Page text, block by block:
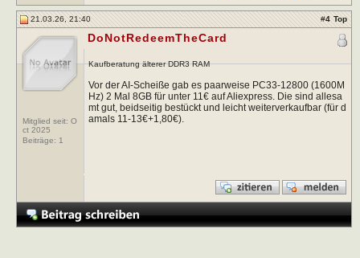
21.03.26, 21:40 #4 Top
Mitglied seit: O
ct 2025
Beiträge: 1
DoNotRedeemTheCard
Kaufberatung älterer DDR3 RAM
Vor der AI-Scheiße gab es paarweise PC33-12800 (1600M
Hz) 2 Mal 8GB für unter 11€ auf Aliexpress. Die sind allesa
mt gut, beidseitig bestückt und leicht weiterverkaufbar (für d
amals 11-13€+1,80€).